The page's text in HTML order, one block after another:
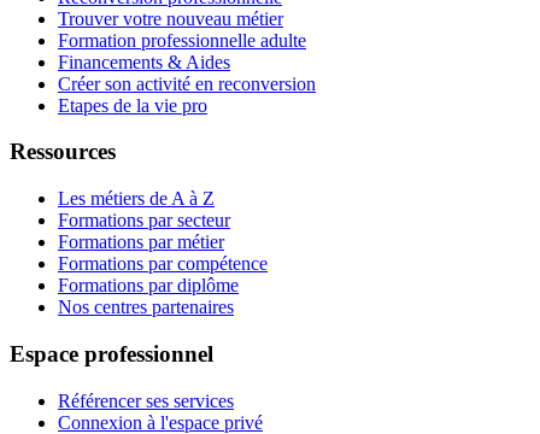
Trouver votre nouveau métier
Formation professionnelle adulte
Financements & Aides
Créer son activité en reconversion
Etapes de la vie pro
Ressources
Les métiers de A à Z
Formations par secteur
Formations par métier
Formations par compétence
Formations par diplôme
Nos centres partenaires
Espace professionnel
Référencer ses services
Connexion à l'espace privé